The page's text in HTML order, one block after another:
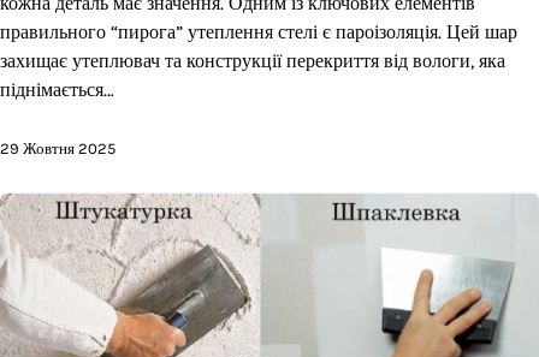
правильного “пирога” утеплення стелі є пароізоляція. Цей шар
захищає утеплювач та конструкції перекриття від вологи, яка
піднімається…
29 Жовтня 2025